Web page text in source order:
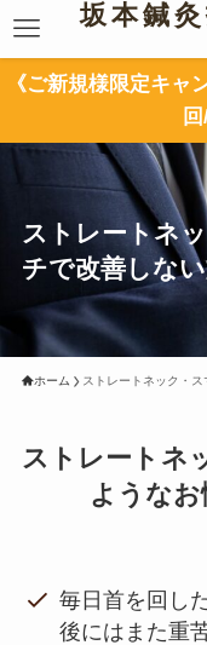
坂本鍼
《ご新規様限定キャ
ストレートネ
チで改善しな
ホーム ストレートネック・
ストレートネ
ような
毎日首を回し
後にはまた重